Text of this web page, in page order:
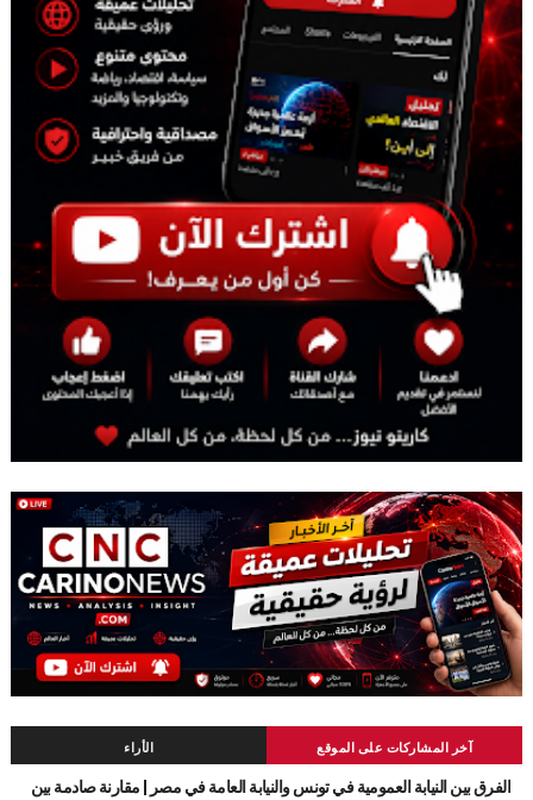
آخر المشاركات على الموقع الأراء
الفرق بين النيابة العمومية في تونس والنيابة العامة في مصر | مقارنة صادمة بين